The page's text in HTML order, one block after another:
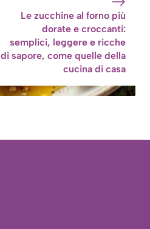
Le zucchine al forno più
dorate e croccanti:
semplici, leggere e ricche
di sapore, come quelle della
cucina di casa